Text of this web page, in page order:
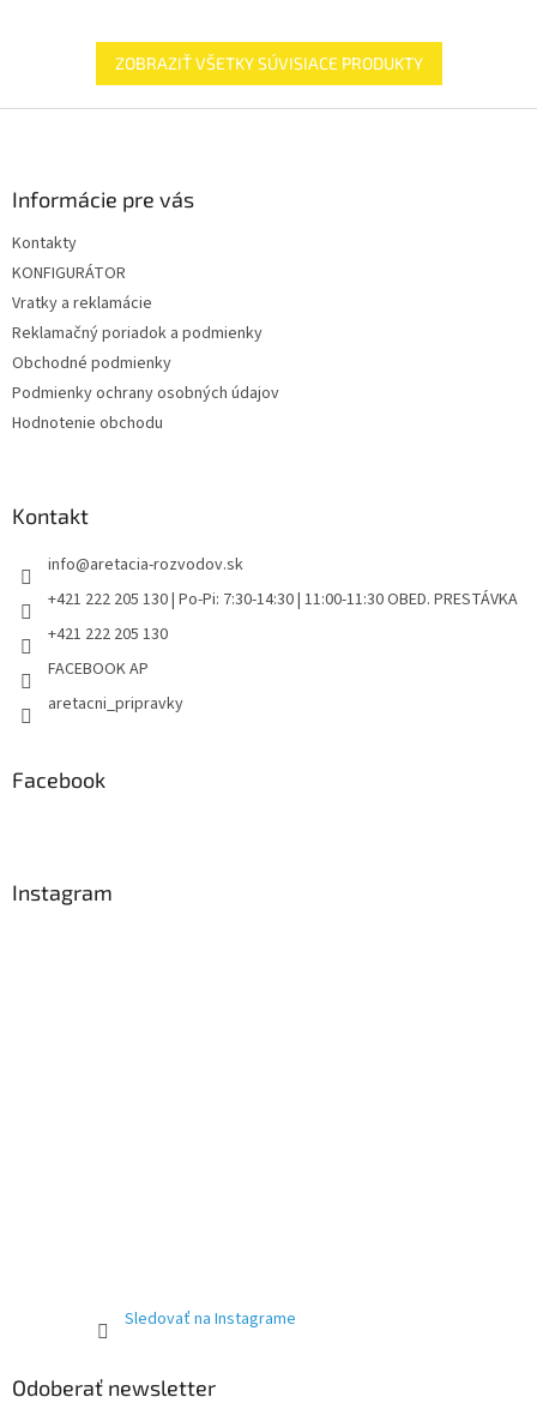
ZOBRAZIŤ VŠETKY SÚVISIACE PRODUKTY
Informácie pre vás
Kontakty
KONFIGURÁTOR
Vratky a reklamácie
Reklamačný poriadok a podmienky
Obchodné podmienky
Podmienky ochrany osobných údajov
Hodnotenie obchodu
Kontakt
info@aretacia-rozvodov.sk
+421 222 205 130 | Po-Pi: 7:30-14:30 | 11:00-11:30 OBED. PRESTÁVKA
+421 222 205 130
FACEBOOK AP
aretacni_pripravky
Facebook
Instagram
Sledovať na Instagrame
Odoberať newsletter